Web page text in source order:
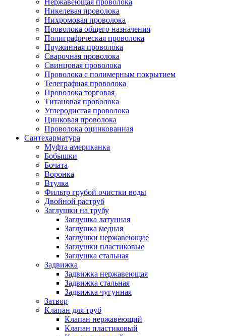
Нержавеющая проволока
Никелевая проволока
Нихромовая проволока
Проволока общего назначения
Полиграфическая проволока
Пружинная проволока
Сварочная проволока
Свинцовая проволока
Проволока с полимерным покрытием
Телеграфная проволока
Проволока торговая
Титановая проволока
Углеродистая проволока
Цинковая проволока
Проволока оцинкованная
Сантехарматура
Муфта американка
Бобышки
Бочата
Воронка
Втулка
Фильтр грубой очистки воды
Двойной раструб
Заглушки на трубу
Заглушка латунная
Заглушка медная
Заглушки нержавеющие
Заглушки пластиковые
Заглушка стальная
Задвижка
Задвижка нержавеющая
Задвижка стальная
Задвижка чугунная
Затвор
Клапан для труб
Клапан нержавеющий
Клапан пластиковый